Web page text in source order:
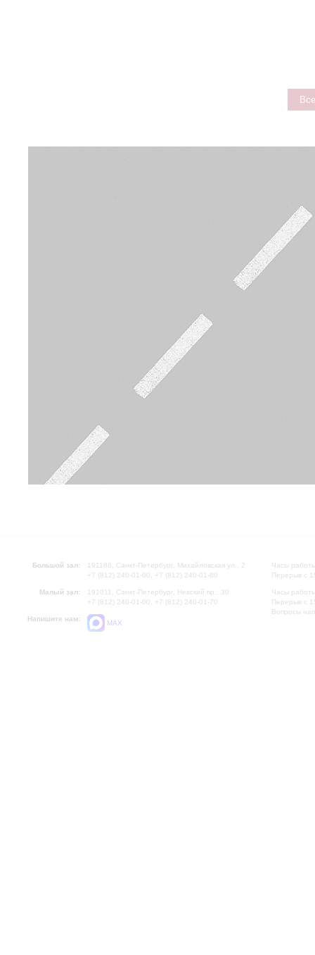
Большой зал:
191186, Санкт-Петербург, Михайловская ул., 2
+7 (812) 240-01-00, +7 (812) 240-01-80
Малый зал:
191011, Санкт-Петербург, Невский пр., 30
+7 (812) 240-01-00, +7 (812) 240-01-70
Напишите нам:
MAX
Часы
Перерыв с
Часы
Перерыв с
Вопросы